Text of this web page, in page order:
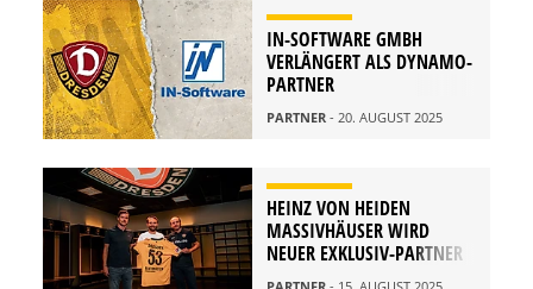
IN-SOFTWARE GMBH
VERLÄNGERT ALS DYNAMO-
PARTNER
PARTNER - 20. AUGUST 2025
HEINZ VON HEIDEN
MASSIVHÄUSER WIRD
NEUER EXKLUSIV-PARTNER